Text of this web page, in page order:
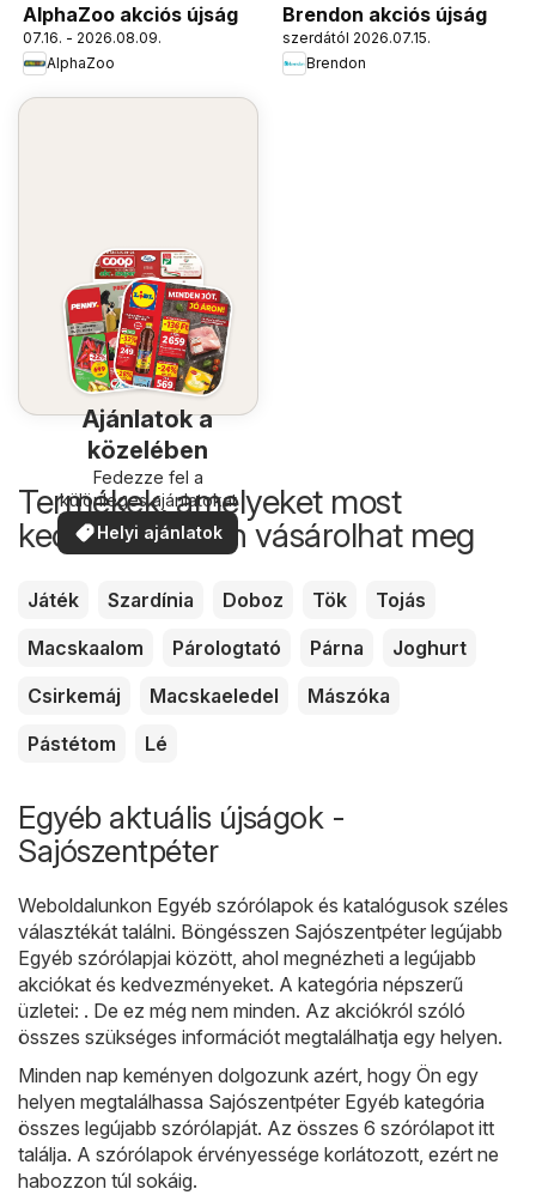
AlphaZoo akciós újság
07.16. - 2026.08.09.
AlphaZoo
Brendon akciós újság
szerdától 2026.07.15.
Brendon
Ajánlatok a
közelében
Fedezze fel a
különleges ajánlatokat
Helyi ajánlatok
Termékek, amelyeket most
kedvezőbb áron vásárolhat meg
Játék Szardínia Doboz Tök
Tojás
Macskaalom
Párologtató Párna
Joghurt
Csirkemáj
Macskaeledel
Mászóka
Pástétom
Lé
Egyéb aktuális újságok -
Sajószentpéter
Weboldalunkon Egyéb szórólapok és katalógusok széles
választékát találni. Böngésszen Sajószentpéter legújabb
Egyéb szórólapjai között, ahol megnézheti a legújabb
akciókat és kedvezményeket. A kategória népszerű
üzletei: . De ez még nem minden. Az akciókról szóló
összes szükséges információt megtalálhatja egy helyen.
Minden nap keményen dolgozunk azért, hogy Ön egy
helyen megtalálhassa Sajószentpéter Egyéb kategória
összes legújabb szórólapját. Az összes 6 szórólapot itt
találja. A szórólapok érvényessége korlátozott, ezért ne
habozzon túl sokáig.